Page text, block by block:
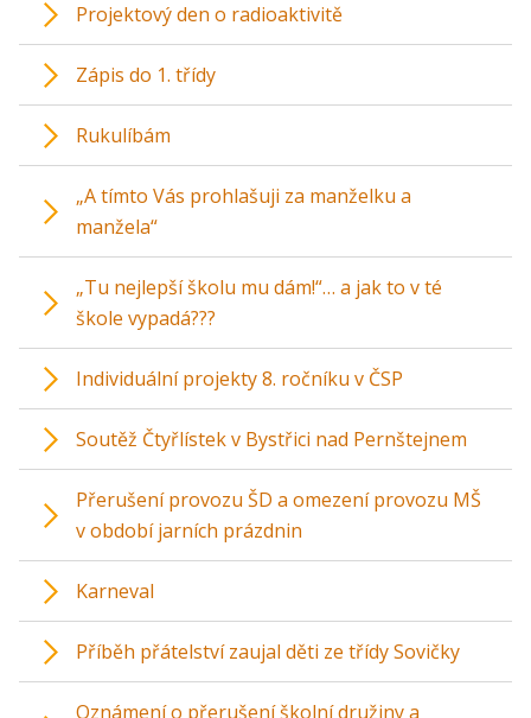
Projektový den o radioaktivitě
Zápis do 1. třídy
Rukulíbám
„A tímto Vás prohlašuji za manželku a
manžela“
„Tu nejlepší školu mu dám!“… a jak to v té
škole vypadá???
Individuální projekty 8. ročníku v ČSP
Soutěž Čtyřlístek v Bystřici nad Pernštejnem
Přerušení provozu ŠD a omezení provozu MŠ
v období jarních prázdnin
Karneval
Příběh přátelství zaujal děti ze třídy Sovičky
Oznámení o přerušení školní družiny a